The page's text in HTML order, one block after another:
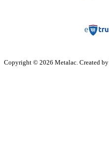
Copyright © 2026 Metalac. Created by